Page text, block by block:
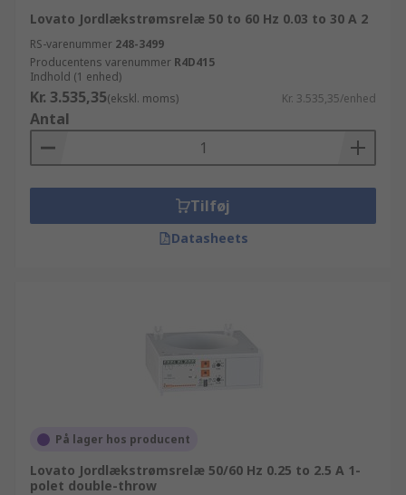
Lovato Jordlækstrømsrelæ 50 to 60 Hz 0.03 to 30 A 2
RS-varenummer 248-3499
Producentens varenummer R4D415
Indhold (1 enhed)
Kr. 3.535,35(ekskl. moms) Kr. 3.535,35/enhed
Antal
Tilføj
Datasheets
På lager hos producent
Lovato Jordlækstrømsrelæ 50/60 Hz 0.25 to 2.5 A 1-
polet double-throw